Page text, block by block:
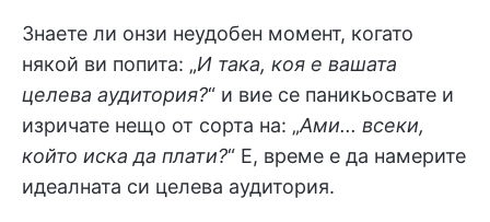
Знаете ли онзи неудобен момент, когато
някой ви попита: „И така, коя е вашата
целева аудитория?“ и вие се паникьосвате и
изричате нещо от сорта на: „Ами... всеки,
който иска да плати?“ Е, време е да намерите
идеалната си целева аудитория.